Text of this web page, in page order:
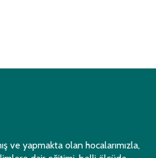
ve yapmakta olan hocalarımızla,